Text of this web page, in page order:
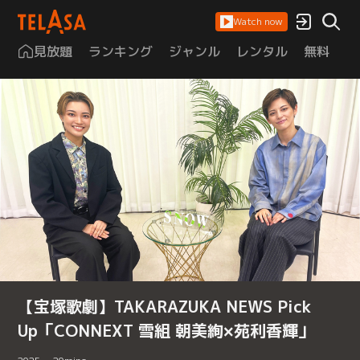
Watch now
見放題 ランキング ジャンル レンタル 無料
【宝塚歌劇】TAKARAZUKA NEWS Pick
Up「CONNEXT 雪組 朝美絢×苑利香輝」